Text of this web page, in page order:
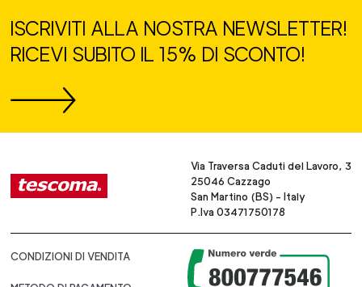
ISCRIVITI ALLA NOSTRA NEWSLETTER!
RICEVI SUBITO IL 15% DI SCONTO!
Via Traversa Caduti del Lavoro, 3
25046 Cazzago
San Martino (BS) - Italy
P.Iva 03471750178
CONDIZIONI DI VENDITA